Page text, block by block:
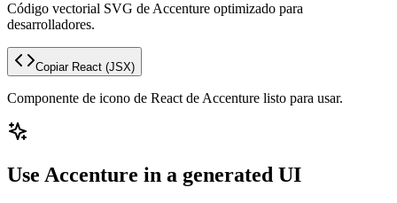
Código vectorial SVG de Accenture optimizado para
desarrolladores.
Copiar React (JSX)
Componente de icono de React de Accenture listo para usar.
Use Accenture in a generated UI